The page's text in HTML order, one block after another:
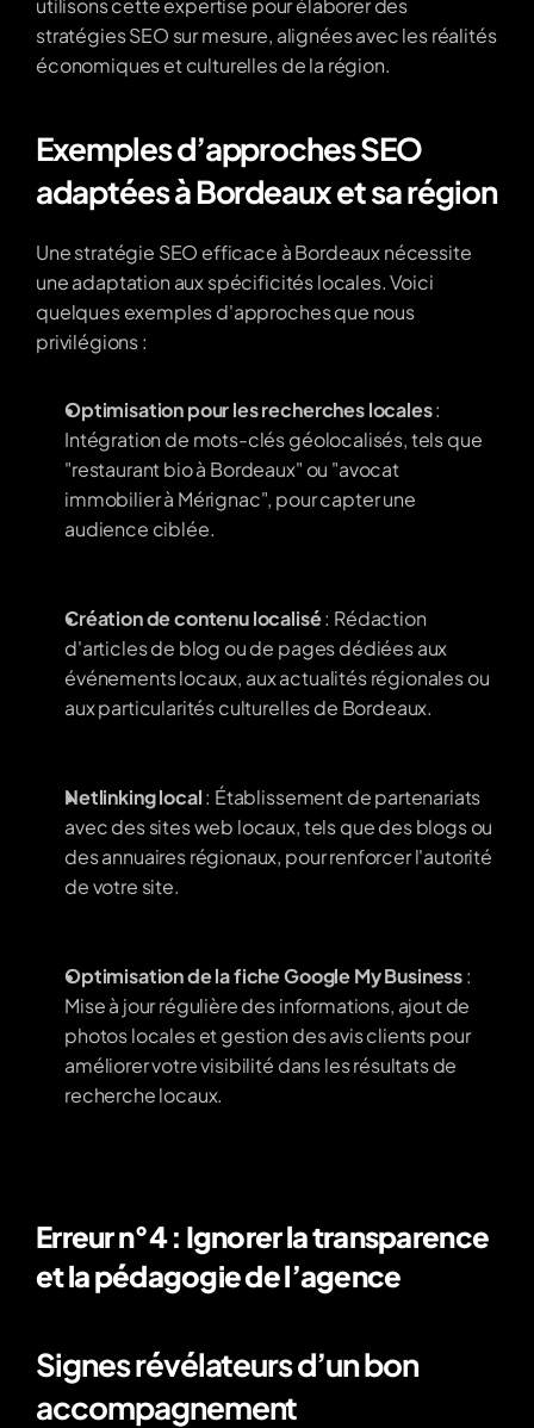
utilisons cette expertise pour élaborer des
stratégies SEO sur mesure, alignées avec les réalités
économiques et culturelles de la région.
Exemples d’approches SEO
adaptées à Bordeaux et sa région
Une stratégie SEO efficace à Bordeaux nécessite
une adaptation aux spécificités locales. Voici
quelques exemples d'approches que nous
privilégions :
Optimisation pour les recherches locales :
Intégration de mots-clés géolocalisés, tels que
"restaurant bio à Bordeaux" ou "avocat
immobilier à Mérignac", pour capter une
audience ciblée.
Création de contenu localisé : Rédaction
d'articles de blog ou de pages dédiées aux
événements locaux, aux actualités régionales ou
aux particularités culturelles de Bordeaux.
Netlinking local : Établissement de partenariats
avec des sites web locaux, tels que des blogs ou
des annuaires régionaux, pour renforcer l'autorité
de votre site.
Optimisation de la fiche Google My Business :
Mise à jour régulière des informations, ajout de
photos locales et gestion des avis clients pour
améliorer votre visibilité dans les résultats de
recherche locaux.
Erreur n°4 : Ignorer la transparence
et la pédagogie de l’agence
Signes révélateurs d’un bon
accompagnement